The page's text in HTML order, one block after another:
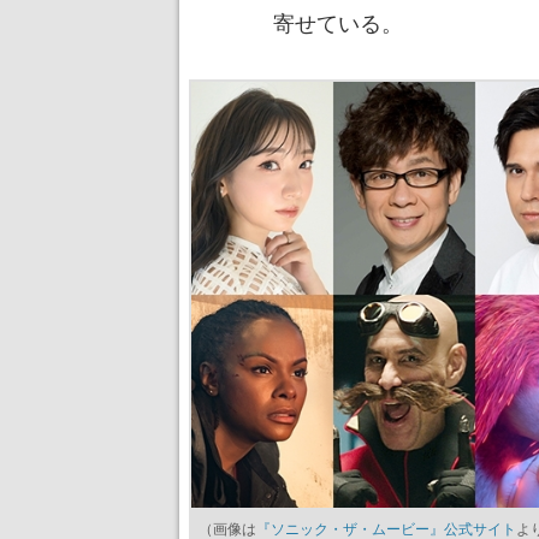
寄せている。
（画像は 『ソニック・ザ・ムービー』公式サイト よ